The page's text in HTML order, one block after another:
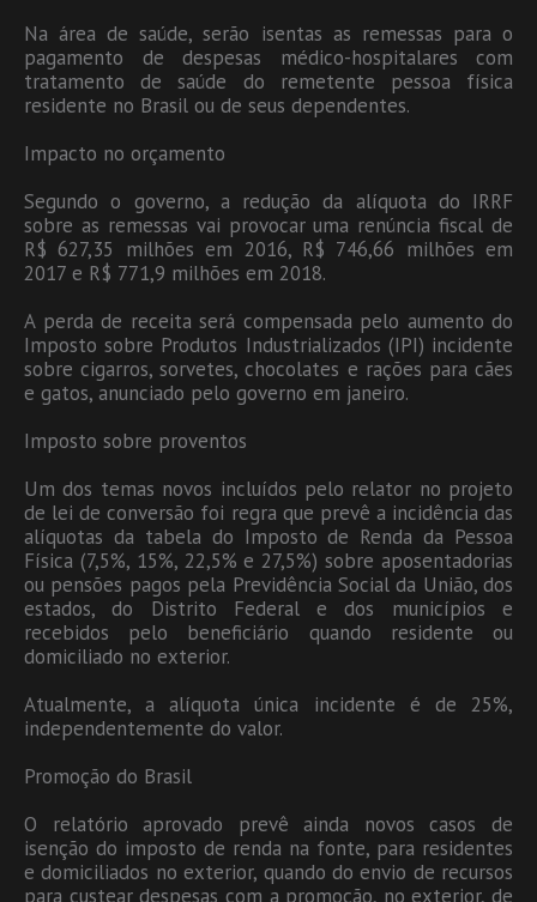
Na área de saúde, serão isentas as remessas para o
pagamento de despesas médico-hospitalares com
tratamento de saúde do remetente pessoa física
residente no Brasil ou de seus dependentes.
Impacto no orçamento
Segundo o governo, a redução da alíquota do IRRF
sobre as remessas vai provocar uma renúncia fiscal de
R$ 627,35 milhões em 2016, R$ 746,66 milhões em
2017 e R$ 771,9 milhões em 2018.
A perda de receita será compensada pelo aumento do
Imposto sobre Produtos Industrializados (IPI) incidente
sobre cigarros, sorvetes, chocolates e rações para cães
e gatos, anunciado pelo governo em janeiro.
Imposto sobre proventos
Um dos temas novos incluídos pelo relator no projeto
de lei de conversão foi regra que prevê a incidência das
alíquotas da tabela do Imposto de Renda da Pessoa
Física (7,5%, 15%, 22,5% e 27,5%) sobre aposentadorias
ou pensões pagos pela Previdência Social da União, dos
estados, do Distrito Federal e dos municípios e
recebidos pelo beneficiário quando residente ou
domiciliado no exterior.
Atualmente, a alíquota única incidente é de 25%,
independentemente do valor.
Promoção do Brasil
O relatório aprovado prevê ainda novos casos de
isenção do imposto de renda na fonte, para residentes
e domiciliados no exterior, quando do envio de recursos
para custear despesas com a promoção, no exterior, de